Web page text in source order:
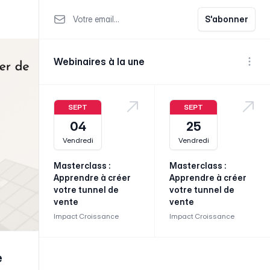
Votre email S'abonner
Webinaires à la une
Voir
SEPT
04
Vendredi
Masterclass :
Apprendre à créer
votre tunnel de
vente
Impact Croissance
SEPT
25
Vendredi
Masterclass :
Apprendre à créer
votre tunnel de
vente
Impact Croissance